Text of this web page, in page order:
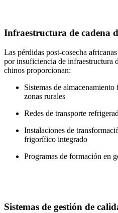
Infraestructura de cadena
Las pérdidas post-cosecha
por insuficiencia de infraestructura
chinos proporcionan:
Sistemas de
zonas rurales
Redes de transporte
Instalaciones de
frigorífico integrado
Programas de formación en
Sistemas de gestión de